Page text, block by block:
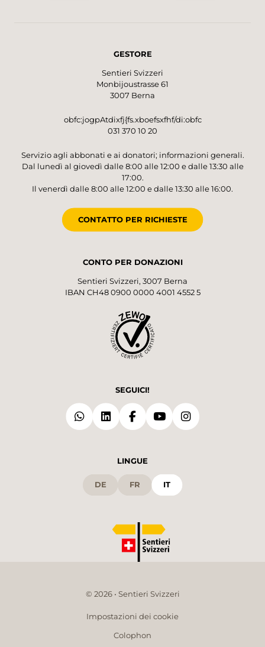
GESTORE
Sentieri Svizzeri
Monbijoustrasse 61
3007 Berna
obfc:jogpAtdixfj{fs.xboefsxfhf/di:obfc
031 370 10 20
Servizio agli abbonati e ai donatori; informazioni generali.
Dal lunedì al giovedì dalle 8:00 alle 12:00 e dalle 13:30 alle
17:00.
Il venerdì dalle 8:00 alle 12:00 e dalle 13:30 alle 16:00.
CONTATTO PER RICHIESTE
CONTO PER DONAZIONI
Sentieri Svizzeri, 3007 Berna
IBAN CH48 0900 0000 4001 4552 5
SEGUICI!
LINGUE
DE FR IT
© 2026 • Sentieri Svizzeri
Impostazioni dei cookie
Colophon